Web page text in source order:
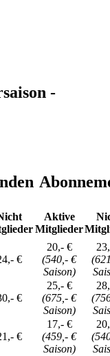
-
Aktive
Mitglieder
€
20,- €
(540,- €
Saison)
€
25,- €
(675,- €
Saison)
€
17,- €
(459,- €
Saison)